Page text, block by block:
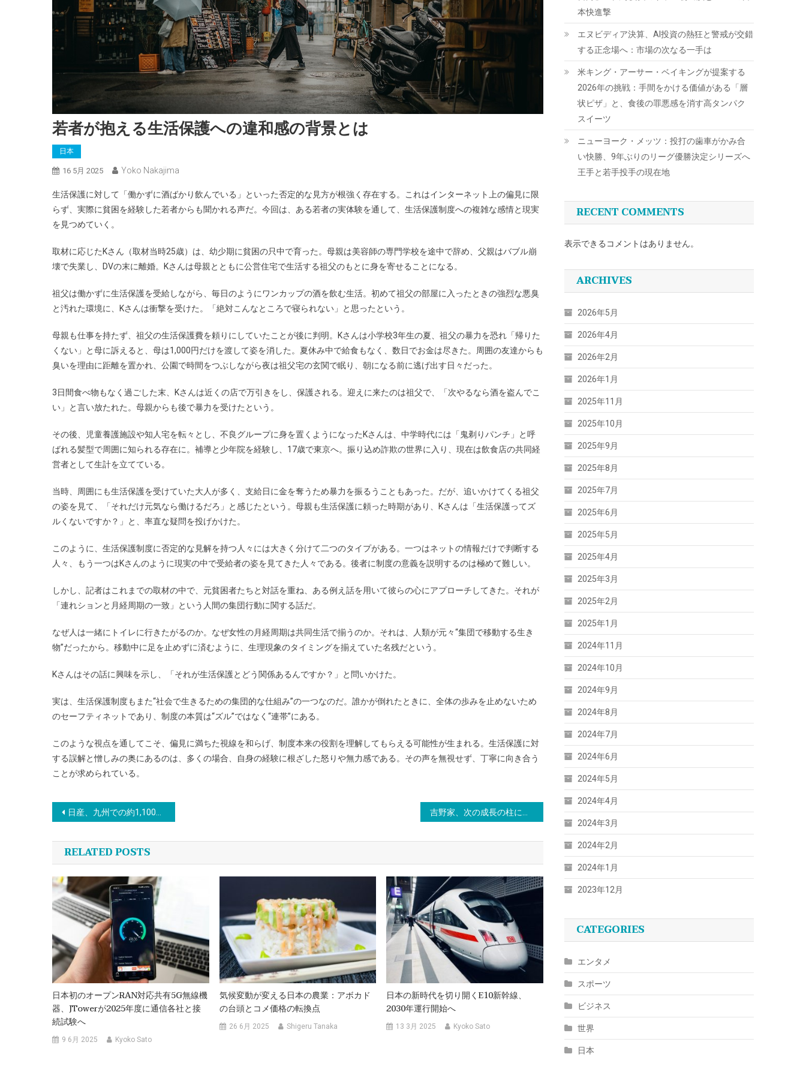
若者が抱える生活保護への違和感の背景とは
日本
16 5月 2025 Yoko Nakajima
生活保護に対して「働かずに酒ばかり飲んでいる」といった否定的な見方が根強く存在する。これはインターネット上の偏見に限
らず、実際に貧困を経験した若者からも聞かれる声だ。今回は、ある若者の実体験を通して、生活保護制度への複雑な感情と現実
を見つめていく。
取材に応じたKさん（取材当時25歳）は、幼少期に貧困の只中で育った。母親は美容師の専門学校を途中で辞め、父親はバブル崩
壊で失業し、DVの末に離婚。Kさんは母親とともに公営住宅で生活する祖父のもとに身を寄せることになる。
祖父は働かずに生活保護を受給しながら、毎日のようにワンカップの酒を飲む生活。初めて祖父の部屋に入ったときの強烈な悪臭
と汚れた環境に、Kさんは衝撃を受けた。「絶対こんなところで寝られない」と思ったという。
母親も仕事を持たず、祖父の生活保護費を頼りにしていたことが後に判明。Kさんは小学校3年生の夏、祖父の暴力を恐れ「帰りた
くない」と母に訴えると、母は1,000円だけを渡して姿を消した。夏休み中で給食もなく、数日でお金は尽きた。周囲の友達からも
臭いを理由に距離を置かれ、公園で時間をつぶしながら夜は祖父宅の玄関で眠り、朝になる前に逃げ出す日々だった。
3日間食べ物もなく過ごした末、Kさんは近くの店で万引きをし、保護される。迎えに来たのは祖父で、「次やるなら酒を盗んでこ
い」と言い放たれた。母親からも後で暴力を受けたという。
その後、児童養護施設や知人宅を転々とし、不良グループに身を置くようになったKさんは、中学時代には「鬼剃りパンチ」と呼
ばれる髪型で周囲に知られる存在に。補導と少年院を経験し、17歳で東京へ。振り込め詐欺の世界に入り、現在は飲食店の共同経
営者として生計を立てている。
当時、周囲にも生活保護を受けていた大人が多く、支給日に金を奪うため暴力を振るうこともあった。だが、追いかけてくる祖父
の姿を見て、「それだけ元気なら働けるだろ」と感じたという。母親も生活保護に頼った時期があり、Kさんは「生活保護ってズ
ルくないですか？」と、率直な疑問を投げかけた。
このように、生活保護制度に否定的な見解を持つ人々には大きく分けて二つのタイプがある。一つはネットの情報だけで判断する
人々、もう一つはKさんのように現実の中で受給者の姿を見てきた人々である。後者に制度の意義を説明するのは極めて難しい。
しかし、記者はこれまでの取材の中で、元貧困者たちと対話を重ね、ある例え話を用いて彼らの心にアプローチしてきた。それが
「連れションと月経周期の一致」という人間の集団行動に関する話だ。
なぜ人は一緒にトイレに行きたがるのか。なぜ女性の月経周期は共同生活で揃うのか。それは、人類が元々“集団で移動する生き
物”だったから。移動中に足を止めずに済むように、生理現象のタイミングを揃えていた名残だという。
Kさんはその話に興味を示し、「それが生活保護とどう関係あるんですか？」と問いかけた。
実は、生活保護制度もまた“社会で生きるための集団的な仕組み”の一つなのだ。誰かが倒れたときに、全体の歩みを止めないため
のセーフティネットであり、制度の本質は“ズル”ではなく“連帯”にある。
このような視点を通してこそ、偏見に満ちた視線を和らげ、制度本来の役割を理解してもらえる可能性が生まれる。生活保護に対
する誤解と憎しみの奥にあるのは、多くの場合、自身の経験に根ざした怒りや無力感である。その声を無視せず、丁寧に向き合う
ことが求められている。
投
稿
ナ
ビ
ゲ
ー
シ
ョ
ン
日産、九州での約1,100億円のEV電池工場建設計画を撤回
RELATED POSTS
日本初のオープンRAN対応共有5G無線機
器、JTowerが2025年度に通信各社と接
続試験へ
9 6月 2025 Kyoko Sato
気候変動が変える日本の農業：アボカド
の台頭とコメ価格の転換点
26 6月 2025 Shigeru Tanaka
日本の新時代を切り開くE10新幹線、
2030年運行開始へ
13 3月 2025 Kyoko Sato
本快進撃
エヌビディア決算、AI投資の熱狂と警戒が交錯
する正念場へ：市場の次なる一手は
米キング・アーサー・ベイキングが提案する
2026年の挑戦：手間をかける価値がある「層
状ピザ」と、食後の罪悪感を消す高タンパク
スイーツ
ニューヨーク・メッツ：投打の歯車がかみ合
い快勝、9年ぶりのリーグ優勝決定シリーズへ
王手と若手投手の現在地
RECENT COMMENTS
表示できるコメントはありません。
ARCHIVES
2026年5月
2026年4月
2026年2月
2026年1月
2025年11月
2025年10月
2025年9月
2025年8月
2025年7月
2025年6月
2025年5月
2025年4月
2025年3月
2025年2月
2025年1月
2024年11月
2024年10月
2024年9月
2024年8月
2024年7月
2024年6月
2024年5月
2024年4月
2024年3月
2024年2月
2024年1月
2023年12月
CATEGORIES
エンタメ
スポーツ
ビジネス
世界
日本